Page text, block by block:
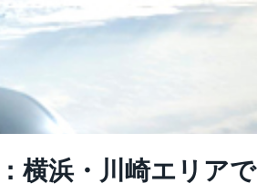
横浜・川崎エリアで